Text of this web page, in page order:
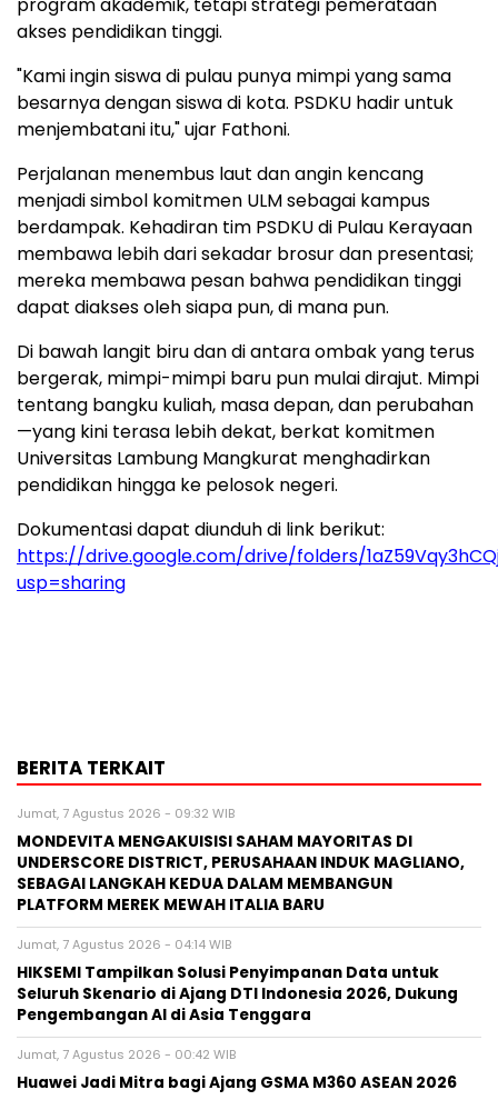
akses pendidikan tinggi.
"Kami ingin siswa di pulau punya mimpi yang sama
besarnya dengan siswa di kota. PSDKU hadir untuk
menjembatani itu," ujar Fathoni.
Perjalanan menembus laut dan angin kencang
menjadi simbol komitmen ULM sebagai kampus
berdampak. Kehadiran tim PSDKU di Pulau Kerayaan
membawa lebih dari sekadar brosur dan presentasi;
mereka membawa pesan bahwa pendidikan tinggi
dapat diakses oleh siapa pun, di mana pun.
Di bawah langit biru dan di antara ombak yang terus
bergerak, mimpi-mimpi baru pun mulai dirajut. Mimpi
tentang bangku kuliah, masa depan, dan perubahan
—yang kini terasa lebih dekat, berkat komitmen
Universitas Lambung Mangkurat menghadirkan
pendidikan hingga ke pelosok negeri.
Dokumentasi dapat diunduh di link berikut:
https://drive.google.com/drive/folders/
usp=sharing
BERITA TERKAIT
Jumat, 7 Agustus 2026 - 09:32 WIB
MONDEVITA MENGAKUISISI SAHAM MAYORITAS DI
UNDERSCORE DISTRICT, PERUSAHAAN INDUK MAGLIANO,
SEBAGAI LANGKAH KEDUA DALAM MEMBANGUN
PLATFORM MEREK MEWAH ITALIA BARU
Jumat, 7 Agustus 2026 - 04:14 WIB
HIKSEMI Tampilkan Solusi Penyimpanan Data untuk
Seluruh Skenario di Ajang DTI Indonesia 2026, Dukung
Pengembangan AI di Asia Tenggara
Jumat, 7 Agustus 2026 - 00:42 WIB
Huawei Jadi Mitra bagi Ajang GSMA M360 ASEAN 2026